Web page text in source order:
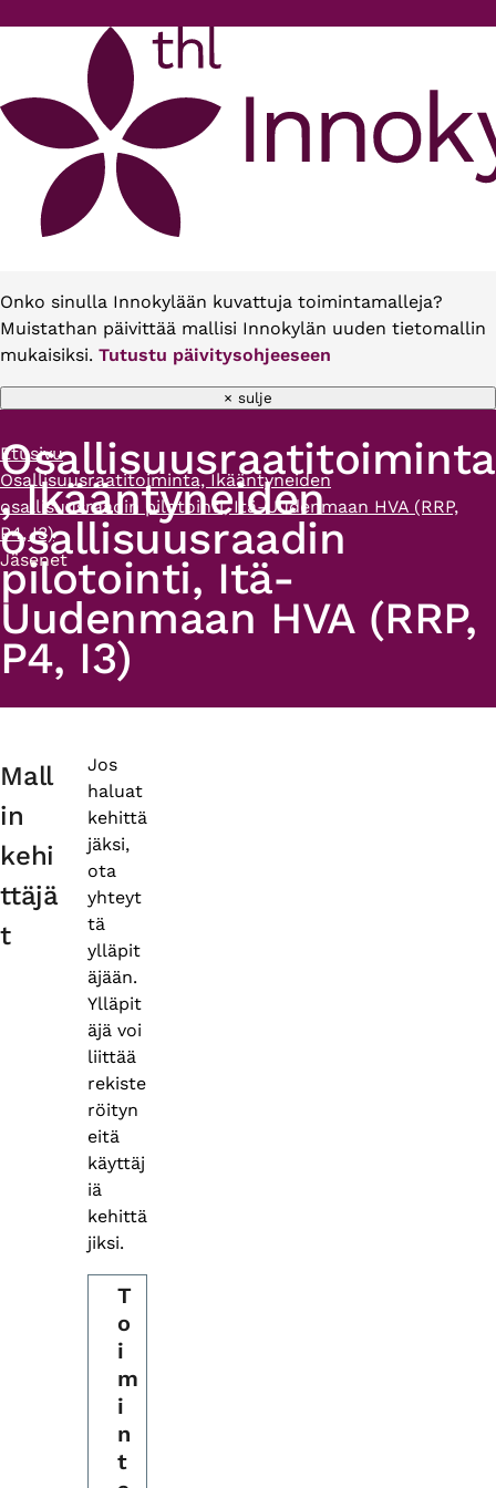
Onko sinulla Innokylään kuvattuja toimintamalleja?
Muistathan päivittää mallisi Innokylän uuden tietomallin
mukaisiksi. Tutustu päivitysohjeeseen
× sulje
Murupolku
Etusivu
Osallisuusraatitoiminta, Ikääntyneiden
osallisuusraadin pilotointi, Itä-Uudenmaan HVA (RRP,
P4, I3)
Jäsenet
Osallisuusraatitoiminta
, Ikääntyneiden
osallisuusraadin
pilotointi, Itä-
Uudenmaan HVA (RRP,
P4, I3)
Primary
tabs
Mall
in
kehi
ttäjä
t
Jos
haluat
kehittä
jäksi,
ota
yhteyt
tä
ylläpit
äjään.
Ylläpit
äjä voi
liittää
rekiste
röityn
eitä
käyttäj
iä
kehittä
jiksi.
T
o
i
m
i
n
t